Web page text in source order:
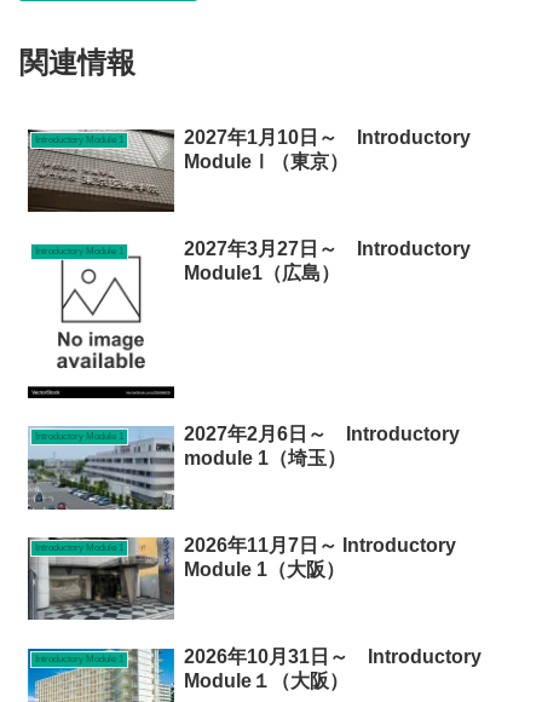
関連情報
Introductory Module 1
2027年1月10日～ Introductory
ModuleⅠ（東京）
Introductory Module 1
2027年3月27日～ Introductory
Module1（広島）
Introductory Module 1
2027年2月6日～ Introductory
module 1（埼玉）
Introductory Module 1
2026年11月7日～ Introductory
Module 1（大阪）
Introductory Module 1
2026年10月31日～ Introductory
Module１（大阪）